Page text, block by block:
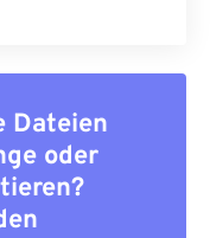
Dateien
oder